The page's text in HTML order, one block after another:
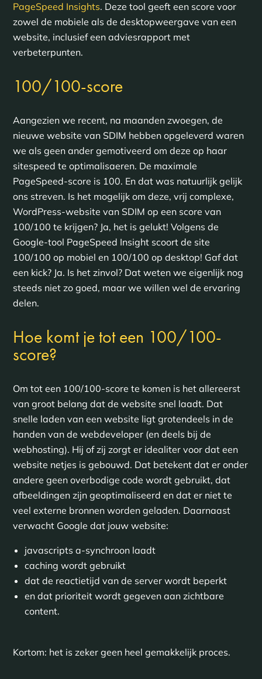
PageSpeed Insights. Deze tool geeft een score voor
zowel de mobiele als de desktopweergave van een
website, inclusief een adviesrapport met
verbeterpunten.
100/100-score
Aangezien we recent, na maanden zwoegen, de
nieuwe website van SDIM hebben opgeleverd waren
we als geen ander gemotiveerd om deze op haar
sitespeed te optimalisaeren. De maximale
PageSpeed-score is 100. En dat was natuurlijk gelijk
ons streven. Is het mogelijk om deze, vrij complexe,
WordPress-website van SDIM op een score van
100/100 te krijgen? Ja, het is gelukt! Volgens de
Google-tool PageSpeed Insight scoort de site
100/100 op mobiel en 100/100 op desktop! Gaf dat
een kick? Ja. Is het zinvol? Dat weten we eigenlijk nog
steeds niet zo goed, maar we willen wel de ervaring
delen.
Hoe komt je tot een 100/100-
score?
Om tot een 100/100-score te komen is het allereerst
van groot belang dat de website snel laadt. Dat
snelle laden van een website ligt grotendeels in de
handen van de webdeveloper (en deels bij de
webhosting). Hij of zij zorgt er idealiter voor dat een
website netjes is gebouwd. Dat betekent dat er onder
andere geen overbodige code wordt gebruikt, dat
afbeeldingen zijn geoptimaliseerd en dat er niet te
veel externe bronnen worden geladen. Daarnaast
verwacht Google dat jouw website:
javascripts a-synchroon laadt
caching wordt gebruikt
dat de reactietijd van de server wordt beperkt
en dat prioriteit wordt gegeven aan zichtbare
content.
Kortom: het is zeker geen heel gemakkelijk proces.